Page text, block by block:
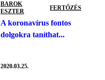
BAROK
ESZTER
FERTŐZÉS
A koronavírus fontos
dolgokra taníthat...
2020.03.25.